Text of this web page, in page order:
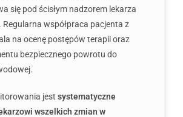
się pod ścisłym nadzorem lekarza
współpraca pacjenta z
na ocenę postępów terapii oraz
bezpiecznego powrotu do
jest systematyczne
wszelkich zmian w